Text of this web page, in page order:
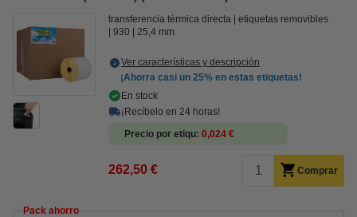
transferencia térmica directa
etiquetas removibles
930
25,4 mm
Ver características y descripción
¡Ahorra casi un 25% en estas etiquetas!
En stock
¡Recíbelo en 24 horas!
Precio por etiqu 0,024 €
262,50 € Comprar
Pack ahorro